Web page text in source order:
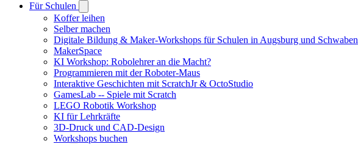
Für Schulen
Koffer leihen
Selber machen
Digitale Bildung & Maker-Workshops für Schulen in Augsburg und Schwaben
MakerSpace
KI Workshop: Robolehrer an die Macht?
Programmieren mit der Roboter-Maus
Interaktive Geschichten mit ScratchJr & OctoStudio
GamesLab -- Spiele mit Scratch
LEGO Robotik Workshop
KI für Lehrkräfte
3D-Druck und CAD-Design
Workshops buchen